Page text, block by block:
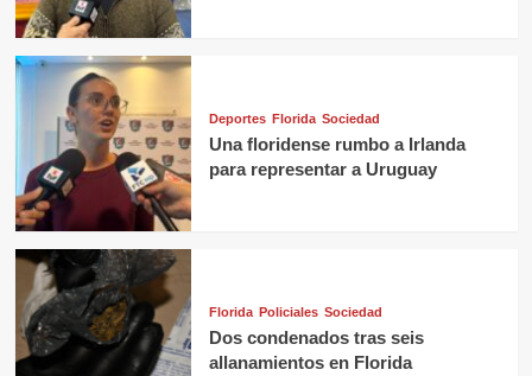
Deportes Florida Sociedad
Una floridense rumbo a Irlanda
para representar a Uruguay
Florida Policiales Sociedad
Dos condenados tras seis
allanamientos en Florida